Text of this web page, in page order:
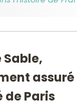
Sable,
assuré
Paris